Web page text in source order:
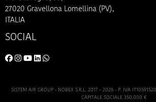
27020 Gravellona Lomellina (PV),
ITALIA
SOCIAL
SISTEM AIR GROUP - NOBEX S.R.L. 2017 – 2026 - P. IVA
CAPITALE SOCIALE 350.000 €